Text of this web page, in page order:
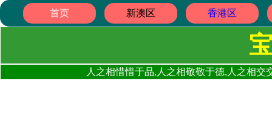
首页 新澳区 香港区
人之相惜惜于品,人之相敬敬于德,人之相